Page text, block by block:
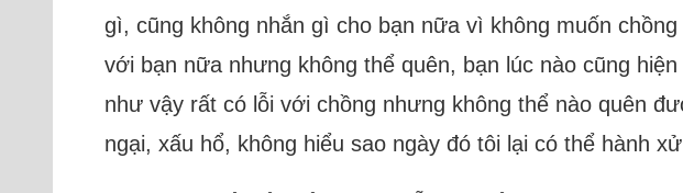
gì, cũng không nhắn gì cho bạn nữa vì không muốn
với bạn nữa nhưng không thể quên, bạn lúc nào cũng
như vậy rất có lỗi với chồng nhưng không thể nào quên
ngại, xấu hổ, không hiểu sao ngày đó tôi lại có thể hành